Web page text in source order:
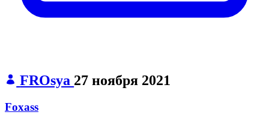
FROsya 27 ноября 2021
Foxass